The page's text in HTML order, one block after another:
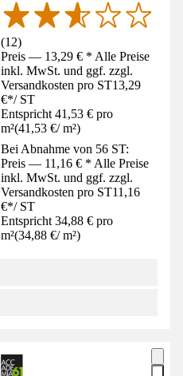
(12)
Preis — 13,29 € * Alle Preise
inkl. MwSt. und ggf. zzgl.
Versandkosten pro ST13,29
€*/ ST
Entspricht 41,53 € pro
m²(41,53 €/ m²)
Bei Abnahme von 56 ST:
Preis — 11,16 € * Alle Preise
inkl. MwSt. und ggf. zzgl.
Versandkosten pro ST11,16
€*/ ST
Entspricht 34,88 € pro
m²(34,88 €/ m²)